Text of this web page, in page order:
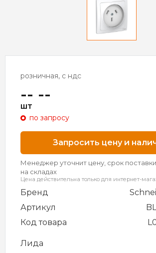
розничная, с ндс
-- --
шт
по запросу
Запросить цену и
Менеджер уточнит цену, срок
на складах
Цена действительна только для интернет-
Бренд
Артикул
Код товара
Лида